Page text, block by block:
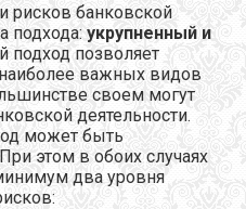
рисков банковской
подхода: укрупненный и
подход позволяет
важных видов
своем могут
деятельности.
может быть
этом в обоих случаях
два уровня